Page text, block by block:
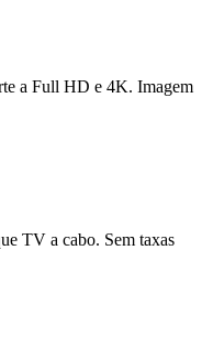
a Full HD e 4K. Imagem
TV a cabo. Sem taxas